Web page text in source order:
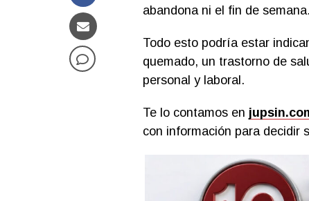
abandona ni el fin de semana.
Todo esto podría estar
quemado, un trastorno de
personal y laboral.
Te lo contamos en
con información para decidir